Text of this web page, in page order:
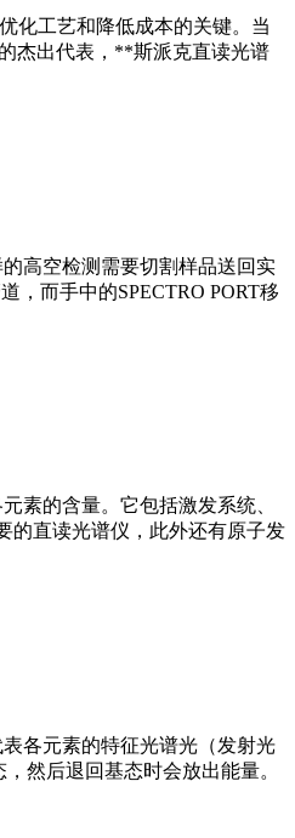
化工艺和降低成本的关键。当
杰出代表，**斯派克直读光谱
高空检测需要切割样品送回实
而手中的SPECTRO PORT移
素的含量。它包括激发系统、
的直读光谱仪，此外还有原子发
各元素的特征光谱光（发射光
然后退回基态时会放出能量。